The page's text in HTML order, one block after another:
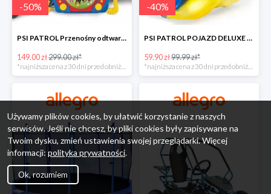
-50%
PSI PATROL Przenośny odtwarzacz CD Karaoke PAW -50%
149.00 zł299.00 zł*
*najniższa cena z 30 dni przed obniżką
-40%
PSI PATROL POJAZD DELUXE FIGURKA CHASE MIGHTY PUPS -40%
59.90 zł99.99 zł*
*najniższa cena z 30 dni przed obniżką
Używamy plików cookies, by ułatwić korzystanie z naszych
serwisów. Jeśli nie chcesz, by pliki cookies były zapisywane na
Twoim dysku, zmień ustawienia swojej przeglądarki. Więcej
informacji: polityka prywatności.
Ok, rozumiem